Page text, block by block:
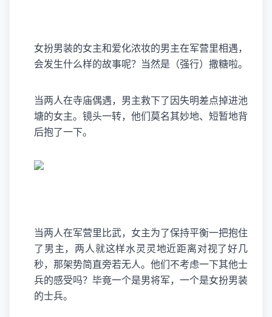
女扮男装的女主和爱化浓妆的男主在军营里相遇，
会发生什么样的故事呢？当然是（强行）撒糖啦。
当两人在寺庙偶遇，男主救下了因失明差点掉进池
塘的女主。镜头一转，他们莫名其妙地、短暂地背
后抱了一下。
当两人在军营里比武，女主为了保持平衡一把抱住
了男主，两人就这样水灵灵地近距离对视了好几
秒，那架势简直旁若无人。他们不考虑一下其他士
兵的感受吗？毕竟一个是男将军，一个是女扮男装
的士兵。